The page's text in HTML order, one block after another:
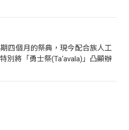
四個月的祭典，現今配合族人工
別將「勇士祭(Ta‘avala)」凸顯辦